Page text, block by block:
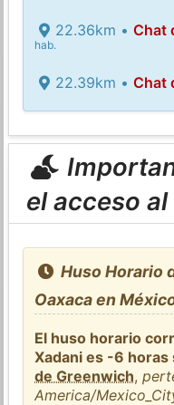
22.36km • Chat
hab.
22.39km • Chat
el acceso
Huso Horario
Oaxaca en
El huso horario
Xadani es -6 horas
de Greenwich,
America/